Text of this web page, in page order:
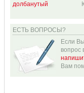
ЕСТЬ ВОПРОСЫ?
Если
вопрос
Вам